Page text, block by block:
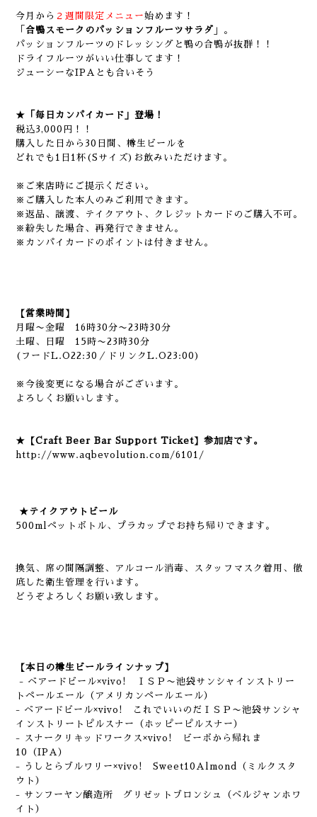
今月から ２週間限定メニュー始めます！
合鴨スモークのパッションフルーツサラダ 」。
パッションフルーツのドレッシングと鴨の合鴨が抜群！！
ドライフルーツがいい仕事してます！
ジューシーなIPAとも合いそう
★「毎日カンパイカード」登場！
税込3,000円！！
購入した日から30日間、樽生ビールを
どれでも1日1杯(Sサイズ)お飲みいただけます。
※ご来店時にご提示ください。
※ご購入した本人のみご利用できます。
※返品、譲渡、テイクアウト、クレジットカードのご購入不可。
※紛失した場合、再発行できません。
※カンパイカードのポイントは付きません。
【営業時間】
月曜〜金曜 16時30分〜23時30分
土曜、日曜 15時〜23時30分
(フードL.O22:30／ドリンクL.O23:00)
※今後変更になる場合がございます。
よろしくお願いします。
★【Craft Beer Bar Support Ticket】参加店です。
http://www.aqbevolution.com/6101/
★テイクアウトビール
500mlペットボトル、プラカップでお持ち帰りできます。
換気、席の間隔調整、アルコール消毒、スタッフマスク着用、徹
底した衛生管理を行います。
どうぞよろしくお願い致します。
【本日の樽生ビールラインナップ】
- ベアードビール×vivo! ＩＳＰ〜池袋サンシャインストリー
トペールエール（アメリカンペールエール）
- ベアードビール×vivo! これでいいのだＩＳＰ〜池袋サンシャ
インストリートピルスナー（ホッピーピルスナー）
- スナークリキッドワークス×vivo! ビーボから帰れま
10（IPA）
- うしとらブルワリー×vivo! Sweet10Almond（ミルクスタ
ウト）
- サンフーヤン醸造所 グリゼットブロンシュ（ベルジャンホワ
イト）